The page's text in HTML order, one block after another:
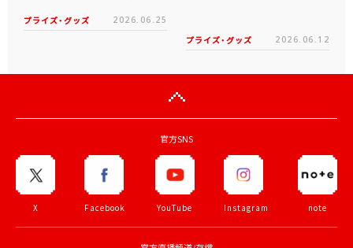
プライズ・グッズ 2026.06.25
プライズ・グッズ 2026.06.12
官方SNS
X Facebook YouTube Instagram note